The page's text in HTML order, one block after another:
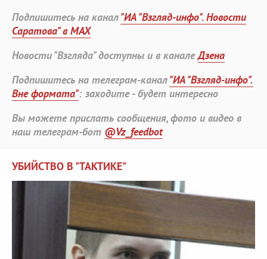
Подпишитесь на канал"ИА "Взгляд-инфо". Новости
Саратова" в MAX
Новости "Взгляда" доступны и в каналеДзена
Подпишитесь на телеграм-канал"ИА "Взгляд-инфо".
Вне формата": заходите - будет интересно
Вы можете прислать сообщения, фото и видео в
наш телеграм-бот @Vz_feedbot
УБИЙСТВО В "ТАКТИКЕ"